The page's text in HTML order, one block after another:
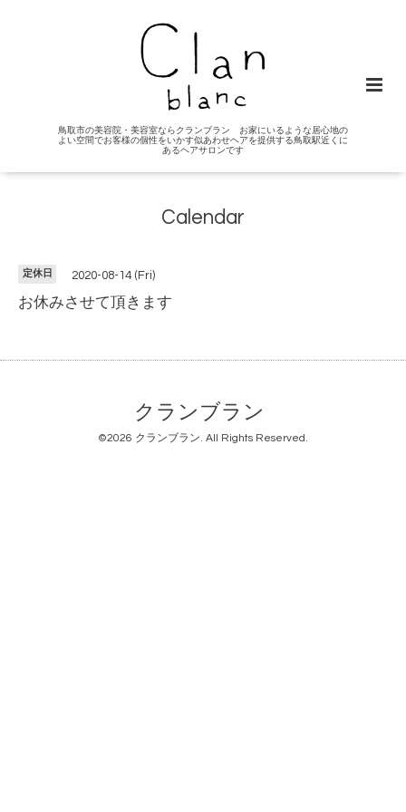
鳥取市の美容院・美容室ならクランブラン お家にいるような居心地の
よい空間でお客様の個性をいかす似あわせヘアを提供する鳥取駅近くに
あるヘアサロンです
Calendar
定休日 2020-08-14 (Fri)
お休みさせて頂きます
クランブラン
©2026 クランブラン. All Rights Reserved.